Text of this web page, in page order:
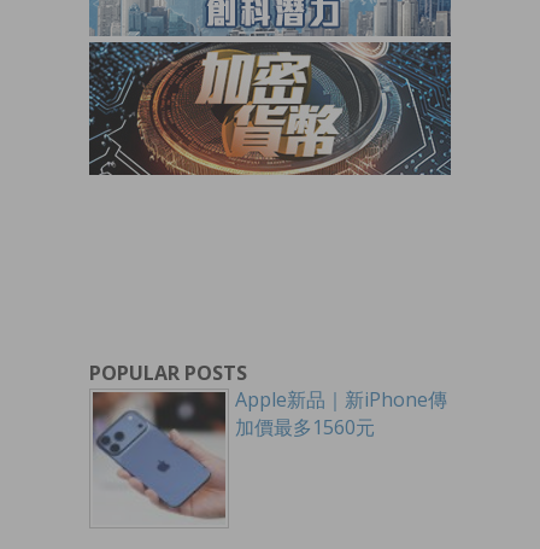
POPULAR POSTS
Apple新品｜新iPhone傳
加價最多1560元